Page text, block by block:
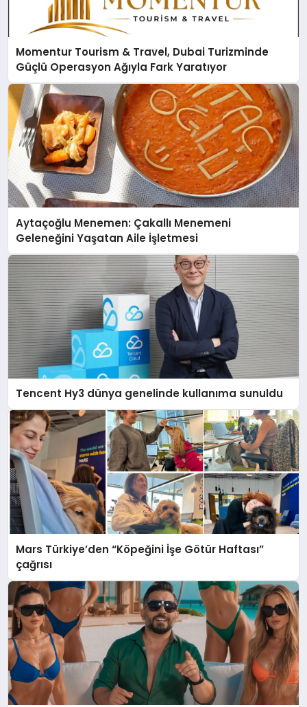
Momentur Tourism & Travel, Dubai Turizminde
Güçlü Operasyon Ağıyla Fark Yaratıyor
Aytaçoğlu Menemen: Çakallı Menemeni
Geleneğini Yaşatan Aile İşletmesi
Tencent Hy3 dünya genelinde kullanıma sunuldu
Mars Türkiye’den “Köpeğini İşe Götür Haftası”
çağrısı